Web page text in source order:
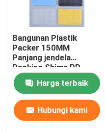
Bangunan Plastik
Packer 150MM
Panjang jendela
Packing Shims PP
Material
Harga terbaik
Hubungi kami